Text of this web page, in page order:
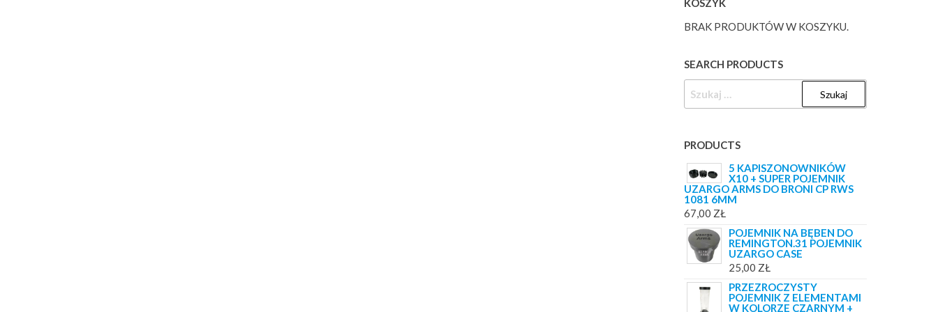
KOSZYK
BRAK PRODUKTÓW W KOSZYKU.
SEARCH PRODUCTS
PRODUCTS
5 KAPISZONOWNIKÓW
X10 + SUPER POJEMNIK
UZARGO ARMS DO BRONI CP RWS
1081 6MM
67,00 ZŁ
POJEMNIK NA BĘBEN DO
REMINGTON.31 POJEMNIK
UZARGO CASE
25,00 ZŁ
PRZEZROCZYSTY
POJEMNIK Z ELEMENTAMI
W KOLORZE CZARNYM +